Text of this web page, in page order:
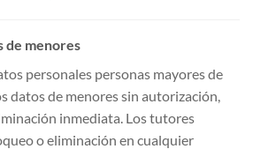
de menores
personales personas mayores de
datos de menores sin autorización,
inmediata. Los tutores
o eliminación en cualquier